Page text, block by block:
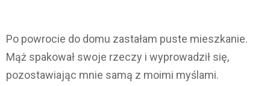
Po powrocie do domu zastałam puste mieszkanie.
Mąż spakował swoje rzeczy i wyprowadził się,
pozostawiając mnie samą z moimi myślami.